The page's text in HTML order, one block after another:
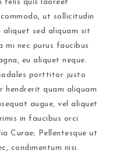
felis quis laoreet
ut sollicitudin
sed aliquam sit
mi nec purus faucibus
eu aliquet neque.
porttitor justo
quam aliquam
augue, vel aliquet
in faucibus orci
Curae; Pellentesque ut
condimentum nisi.